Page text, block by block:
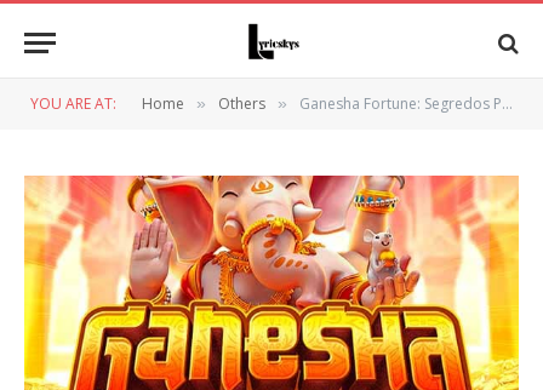
YOU ARE AT: Home » Others » Ganesha Fortune: Segredos Para Aumentar Sua Sorte E Lucros